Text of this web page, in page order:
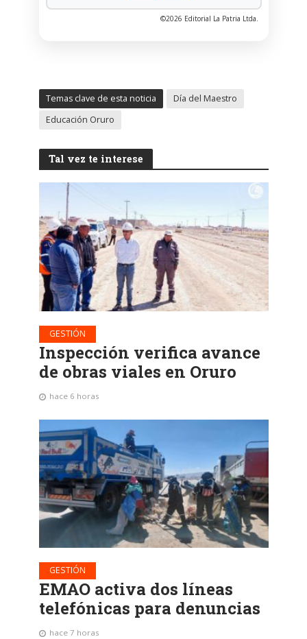
©2026 Editorial La Patria Ltda.
Temas clave de esta noticia
Día del Maestro
Educación Oruro
Tal vez te interese
GESTIÓN
Inspección verifica avance
de obras viales en Oruro
hace 6 horas
GESTIÓN
EMAO activa dos líneas
telefónicas para denuncias
hace 7 horas